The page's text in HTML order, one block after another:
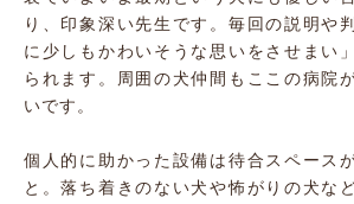
り、印象深い先生です。毎回の説明や
に少しもかわいそうな思いをさせまい
られます。周囲の犬仲間もここの病院
いです。
個人的に助かった設備は待合スペース
と。落ち着きのない犬や怖がりの犬な